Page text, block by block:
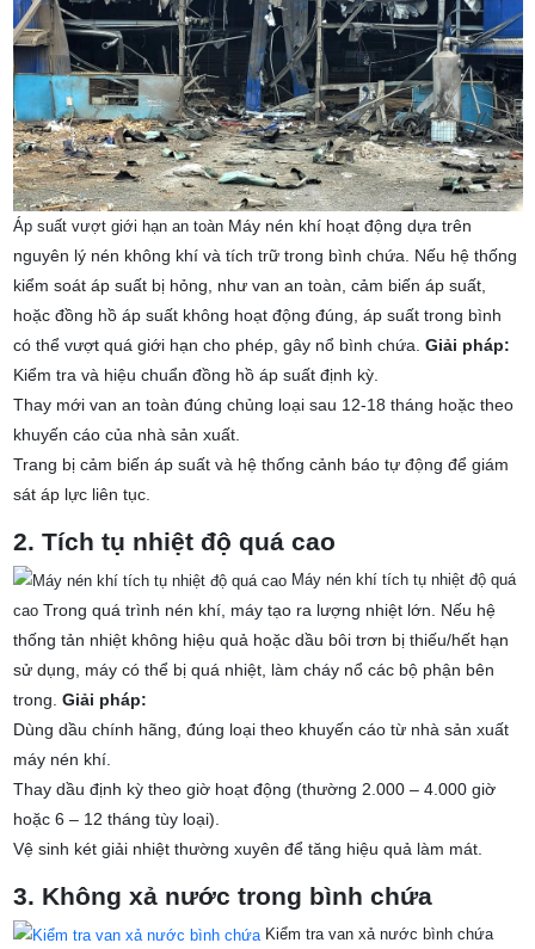
Áp suất vượt giới hạn an toàn Máy nén khí hoạt động dựa trên
nguyên lý nén không khí và tích trữ trong bình chứa. Nếu hệ thống
kiểm soát áp suất bị hỏng, như van an toàn, cảm biến áp suất,
hoặc đồng hồ áp suất không hoạt động đúng, áp suất trong bình
có thể vượt quá giới hạn cho phép, gây nổ bình chứa. Giải pháp:
Kiểm tra và hiệu chuẩn đồng hồ áp suất định kỳ.
Thay mới van an toàn đúng chủng loại sau 12-18 tháng hoặc theo
khuyến cáo của nhà sản xuất.
Trang bị cảm biến áp suất và hệ thống cảnh báo tự động để giám
sát áp lực liên tục.
2. Tích tụ nhiệt độ quá cao
Máy nén khí tích tụ nhiệt độ quá
cao Trong quá trình nén khí, máy tạo ra lượng nhiệt lớn. Nếu hệ
thống tản nhiệt không hiệu quả hoặc dầu bôi trơn bị thiếu/hết hạn
sử dụng, máy có thể bị quá nhiệt, làm cháy nổ các bộ phận bên
trong. Giải pháp:
Dùng dầu chính hãng, đúng loại theo khuyến cáo từ nhà sản xuất
máy nén khí.
Thay dầu định kỳ theo giờ hoạt động (thường 2.000 – 4.000 giờ
hoặc 6 – 12 tháng tùy loại).
Vệ sinh két giải nhiệt thường xuyên để tăng hiệu quả làm mát.
3. Không xả nước trong bình chứa
Kiểm tra van xả nước bình chứa